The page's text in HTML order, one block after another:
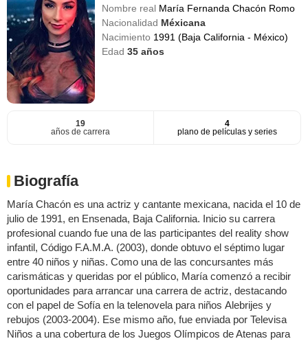
Nombre real María Fernanda Chacón Romo
Nacionalidad Méxicana
Nacimiento 1991 (Baja California - México)
Edad35 años
19
años de carrera
4
plano de películas y series
Biografía
María Chacón es una actriz y cantante mexicana, nacida el 10 de
julio de 1991, en Ensenada, Baja California. Inicio su carrera
profesional cuando fue una de las participantes del reality show
infantil, Código F.A.M.A. (2003), donde obtuvo el séptimo lugar
entre 40 niños y niñas. Como una de las concursantes más
carismáticas y queridas por el público, María comenzó a recibir
oportunidades para arrancar una carrera de actriz, destacando
con el papel de Sofía en la telenovela para niños Alebrijes y
rebujos (2003-2004). Ese mismo año, fue enviada por Televisa
Niños a una cobertura de los Juegos Olímpicos de Atenas para